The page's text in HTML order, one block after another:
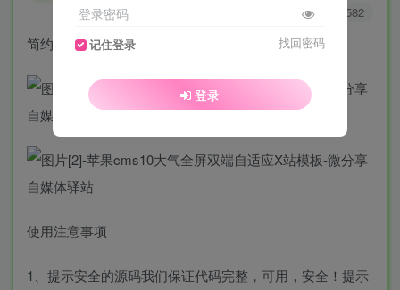
4172 1582
简约视频网站模板
使用注意事项
1、提示安全的源码我们保证代码完整，可用，安全！提示
登录密码
记住登录 找回密码
登录